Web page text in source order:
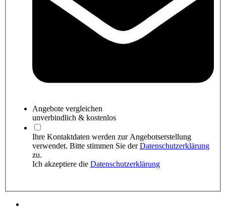
Angebote vergleichen
unverbindlich & kostenlos
Ihre Kontaktdaten werden zur Angebots­erstellung
verwendet. Bitte stimmen Sie derDatenschutzerklärung
zu.
Ich akzeptiere die Datenschutzerklärung